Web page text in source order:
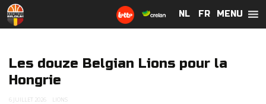
MENU
NL FR
Les douze Belgian Lions pour la
Hongrie
6 JUILLET 2026 LIONS
NL FR